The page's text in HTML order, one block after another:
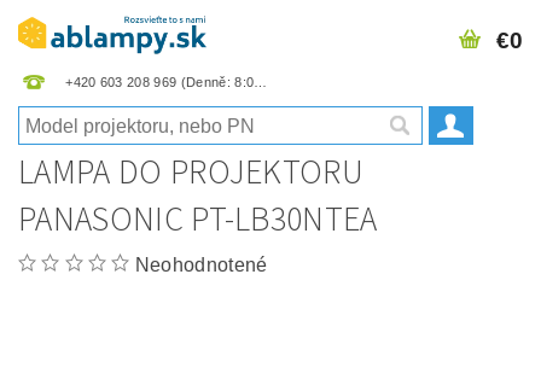
+420 603 208 969
€0
LAMPA DO PROJEKTORU
PANASONIC PT-LB30NTEA
Neohodnotené